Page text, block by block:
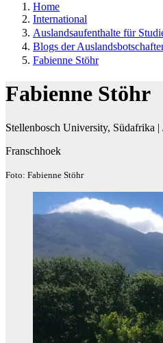
Home
International
Auslandsaufenthalte für
Blogs der
Fabienne Stöhr
Fabienne Stöhr
Stellenbosch University, Südafrika
Franschhoek
Foto: Fabienne Stöhr